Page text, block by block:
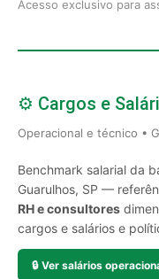
Acesso exclusivo para
⚙️ Cargos e
Operacional e técnico •
Benchmark salarial da
Guarulhos, SP —
RH e consultores
cargos e salários e
🔒 Ver salários